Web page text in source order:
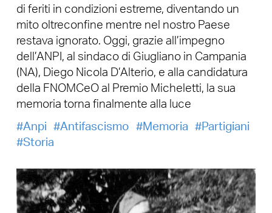
di feriti in condizioni estreme, diventando un
mito oltreconfine mentre nel nostro Paese
restava ignorato. Oggi, grazie all’impegno
dell’ANPI, al sindaco di Giugliano in Campania
(NA), Diego Nicola D’Alterio, e alla candidatura
della FNOMCeO al Premio Micheletti, la sua
memoria torna finalmente alla luce
Anpi
Antifascismo Memoria
Partigiani
Storia